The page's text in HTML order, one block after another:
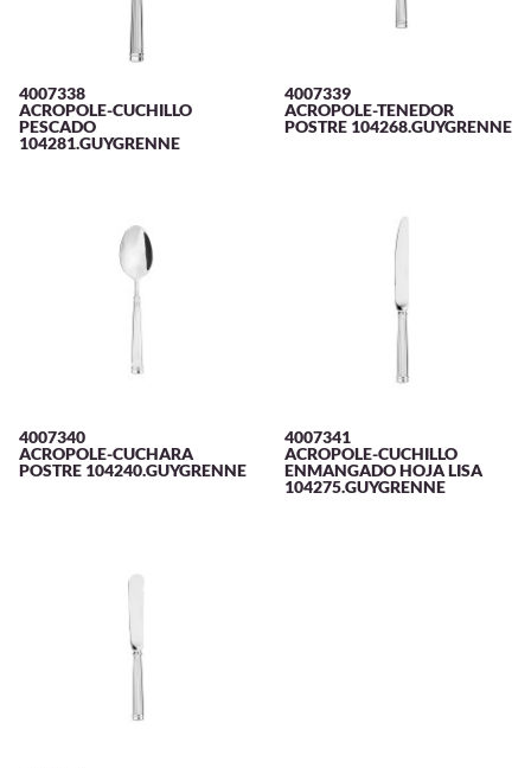
4007338
ACROPOLE-CUCHILLO
PESCADO
104281.GUYGRENNE
4007339
ACROPOLE-TENEDOR
POSTRE 104268.GUYGRENNE
4007340
ACROPOLE-CUCHARA
POSTRE 104240.GUYGRENNE
4007341
ACROPOLE-CUCHILLO
ENMANGADO HOJA LISA
104275.GUYGRENNE